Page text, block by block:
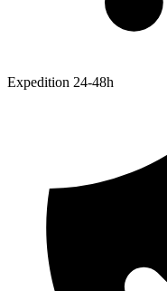
Expedition 24-48h